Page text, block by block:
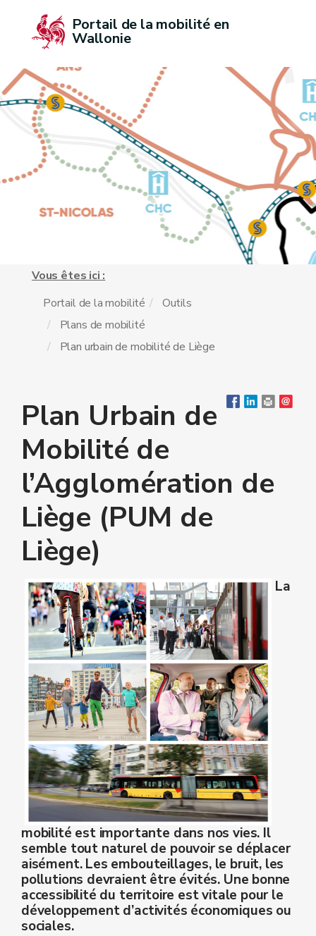
Portail de la mobilité en
Wallonie
Vous êtes ici :
Portail de la mobilité
Outils
Plans de mobilité
Plan urbain de mobilité de Liège
Plan Urbain de
Mobilité de
l’Agglomération de
Liège (PUM de
Liège)
La
mobilité est importante dans nos vies. Il
semble tout naturel de pouvoir se déplacer
aisément. Les embouteillages, le bruit, les
pollutions devraient être évités. Une bonne
accessibilité du territoire est vitale pour le
développement d’activités économiques ou
sociales.